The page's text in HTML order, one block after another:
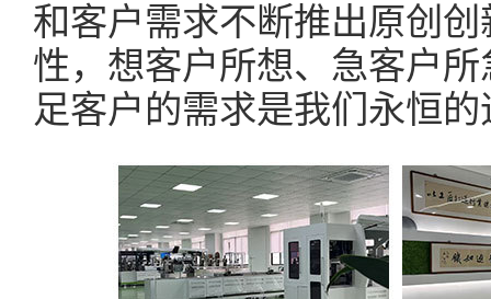
和客户需求不断推出原创
性，想客户所想、急客户
足客户的需求是我们永恒的